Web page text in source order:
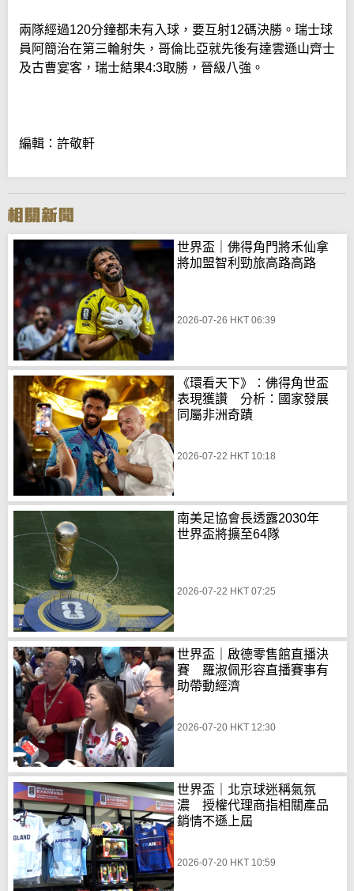
兩隊經過120分鐘都未有入球，要互射12碼決勝。瑞士球
員阿簡治在第三輪射失，哥倫比亞就先後有達雲遜山齊士
及古曹宴客，瑞士結果4:3取勝，晉級八強。
編輯：許敬軒
世界盃｜佛得角門將禾仙拿
將加盟智利勁旅高路高路
2026-07-26 HKT 06:39
《環看天下》：佛得角世盃
表現獲讚 分析：國家發展
同屬非洲奇蹟
2026-07-22 HKT 10:18
南美足協會長透露2030年
世界盃將擴至64隊
2026-07-22 HKT 07:25
世界盃｜啟德零售館直播決
賽 羅淑佩形容直播賽事有
助帶動經濟
2026-07-20 HKT 12:30
世界盃｜北京球迷稱氣氛
濃 授權代理商指相關產品
銷情不遜上屆
2026-07-20 HKT 10:59